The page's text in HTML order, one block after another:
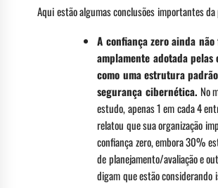
Aqui estão algumas conclusões importantes da
A confiança zero ainda
amplamente adotada pelas
como uma estrutura
segurança cibernética. No
estudo, apenas 1 em cada 4
relatou que sua organização
confiança zero, embora 30%
de planejamento/avaliação e
digam que estão considerando